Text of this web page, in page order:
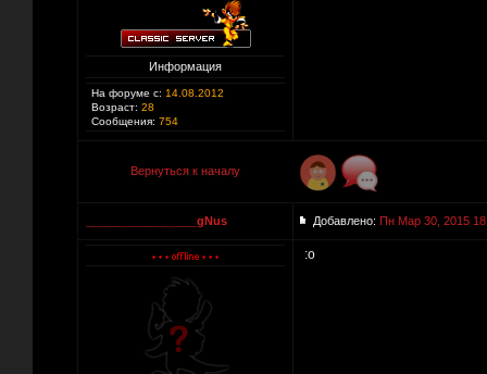
Информация
На форуме с: 14.08.2012
Возраст: 28
Сообщения: 754
Вернуться к началу
_________________gNus Добавлено: Пн Мар 30, 2015
:o